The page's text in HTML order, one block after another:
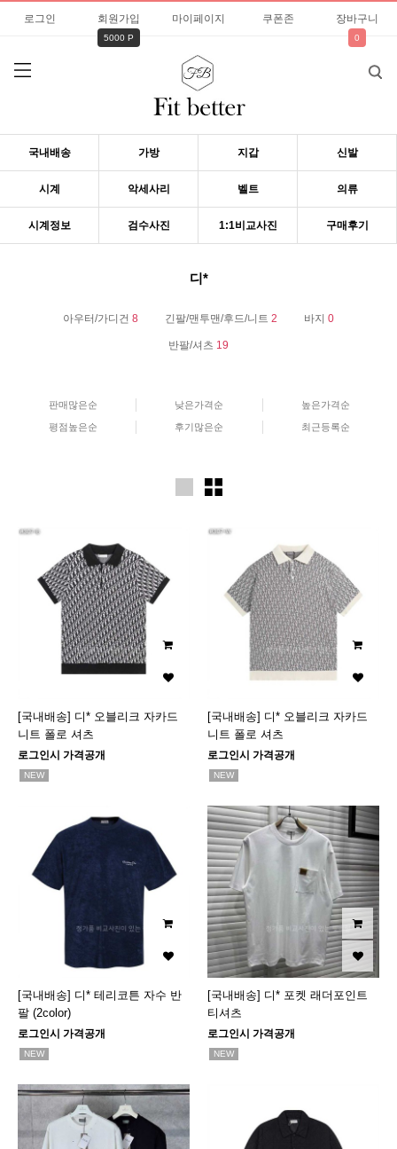
로그인 회원가입
5000 P
마이페이지 쿠폰존 장바구니
0
국내배송 가방 지갑 신발
시계 악세사리 벨트 의류
시계정보 검수사진 1:1비교사진 구매후기
디*
아우터/가디건 8 긴팔/맨투맨/후드/니트 2 바지 0
반팔/셔츠 19
판매많은순 낮은가격순 높은가격순
평점높은순 후기많은순 최근등록순
[국내배송] 디* 오블리크 자카드
니트 폴로 셔츠
로그인시 가격공개
NEW
[국내배송] 디* 오블리크 자카드
니트 폴로 셔츠
로그인시 가격공개
NEW
[국내배송] 디* 테리코튼 자수 반
팔 (2color)
로그인시 가격공개
NEW
[국내배송] 디* 포켓 래더포인트
티셔츠
로그인시 가격공개
NEW